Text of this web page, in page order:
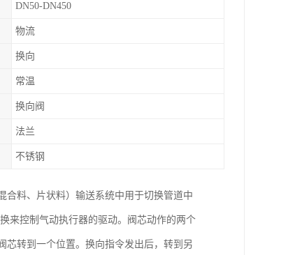
DN50-DN450
物流
换向
常温
换向阀
法兰
不锈钢
合料、片状料）输送系统中用于切换管道中
来控制气动执行器的驱动。阀芯动作的两个
芯转到一个位置。换向指令发出后，转到另